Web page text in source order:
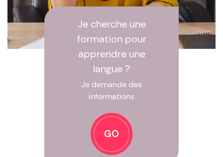
Je cherche une
formation pour
apprendre une
langue ?
Je demande des
informations
GO